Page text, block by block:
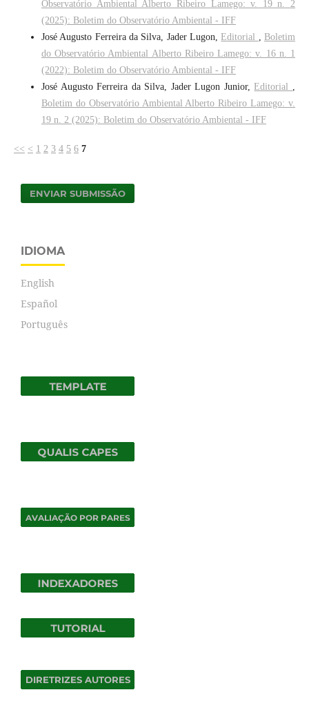
Observatório Ambiental Alberto Ribeiro Lamego: v. 19 n. 2
(2025): Boletim do Observatório Ambiental - IFF
José Augusto Ferreira da Silva, Jader Lugon, Editorial , Boletim
do Observatório Ambiental Alberto Ribeiro Lamego: v. 16 n. 1
(2022): Boletim do Observatório Ambiental - IFF
José Augusto Ferreira da Silva, Jader Lugon Junior, Editorial ,
Boletim do Observatório Ambiental Alberto Ribeiro Lamego: v.
19 n. 2 (2025): Boletim do Observatório Ambiental - IFF
<< < 1 2 3 4 5 6 7
ENVIAR SUBMISSÃO
IDIOMA
English
Español
Português